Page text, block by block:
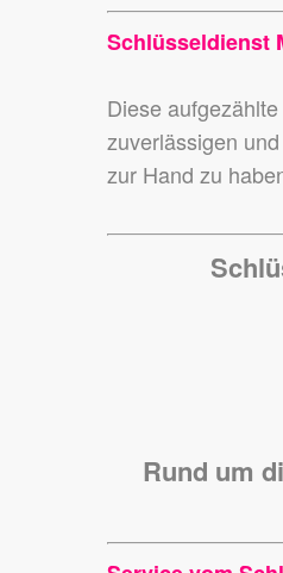
Schlüsseldienst
Diese
zuverlässigen
zur Hand zu
Rund um